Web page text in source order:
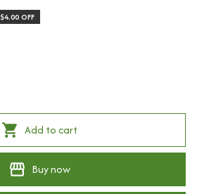
$4.00 OFF
Add to cart
Buy now